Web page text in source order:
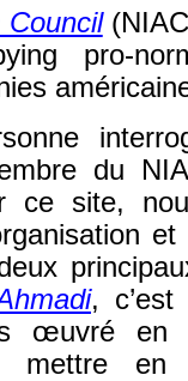
Council
pro-
du
ce site,
, c’est
œuvré en
mettre